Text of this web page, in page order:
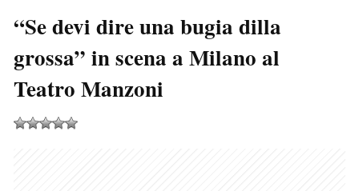
“Se devi dire una bugia dilla
grossa” in scena a Milano al
Teatro Manzoni